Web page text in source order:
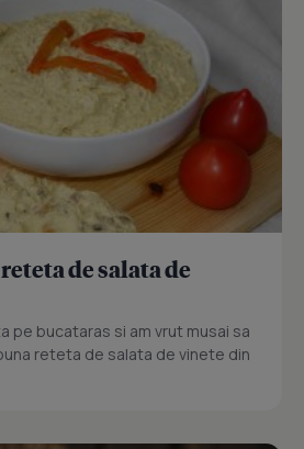
de salata de
pe bucataras si am vrut musai sa
reteta de salata de vinete din